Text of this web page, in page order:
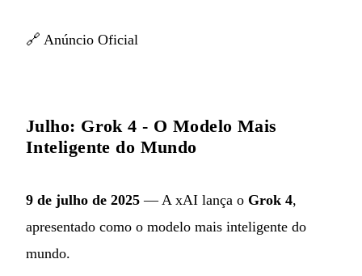
🔗 Anúncio Oficial
Julho: Grok 4 - O Modelo Mais
Inteligente do Mundo
9 de julho de 2025 — A xAI lança o Grok 4,
apresentado como o modelo mais inteligente do
mundo.